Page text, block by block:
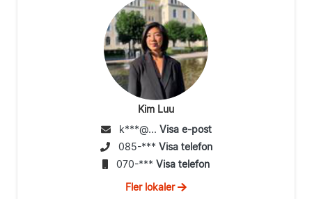
Kim Luu
k***@... Visa e-post
085-*** Visa telefon
070-*** Visa telefon
Fler lokaler